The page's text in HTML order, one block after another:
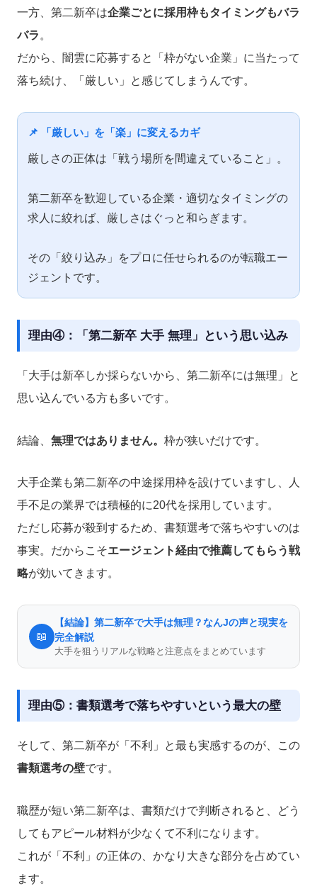
一方、第二新卒は企業ごとに採用枠もタイミングもバラ
バラ 。
だから、闇雲に応募すると「枠がない企業」に当たって
落ち続け、「厳しい」と感じてしまうんです。
📌 「厳しい」を「楽」に変えるカギ
厳しさの正体は「戦う場所を間違えていること」。
第二新卒を歓迎している企業・適切なタイミングの
求人に絞れば、厳しさはぐっと和らぎます。
その「絞り込み」をプロに任せられるのが転職エー
ジェントです。
理由④：「第二新卒 大手 無理」という思い込み
「大手は新卒しか採らないから、第二新卒には無理」と
思い込んでいる方も多いです。
結論、 無理ではありません。 枠が狭いだけです。
大手企業も第二新卒の中途採用枠を設けていますし、人
手不足の業界では積極的に20代を採用しています。
ただし応募が殺到するため、書類選考で落ちやすいのは
事実。だからこそエージェント経由で推薦してもらう戦
略が効いてきます。
📖
【結論】第二新卒で大手は無理？なんJの声と現実を
完全解説
大手を狙うリアルな戦略と注意点をまとめています
理由⑤：書類選考で落ちやすいという最大の壁
そして、第二新卒が「不利」と最も実感するのが、この
書類選考の壁です。
職歴が短い第二新卒は、書類だけで判断されると、どう
してもアピール材料が少なくて不利になります。
これが「不利」の正体の、かなり大きな部分を占めてい
ます。